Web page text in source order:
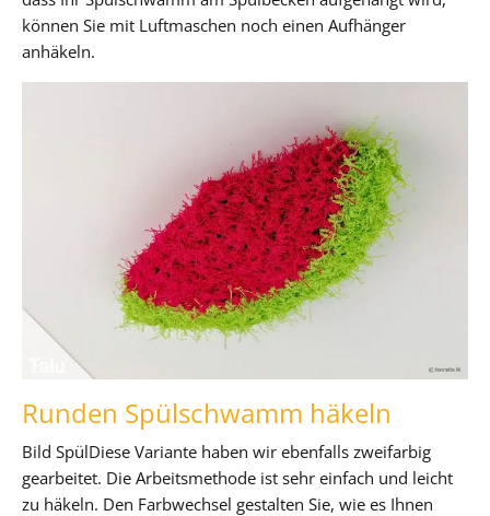
können Sie mit Luftmaschen noch einen Aufhänger
anhäkeln.
Runden Spülschwamm häkeln
Bild SpülDiese Variante haben wir ebenfalls zweifarbig
gearbeitet. Die Arbeitsmethode ist sehr einfach und leicht
zu häkeln. Den Farbwechsel gestalten Sie, wie es Ihnen